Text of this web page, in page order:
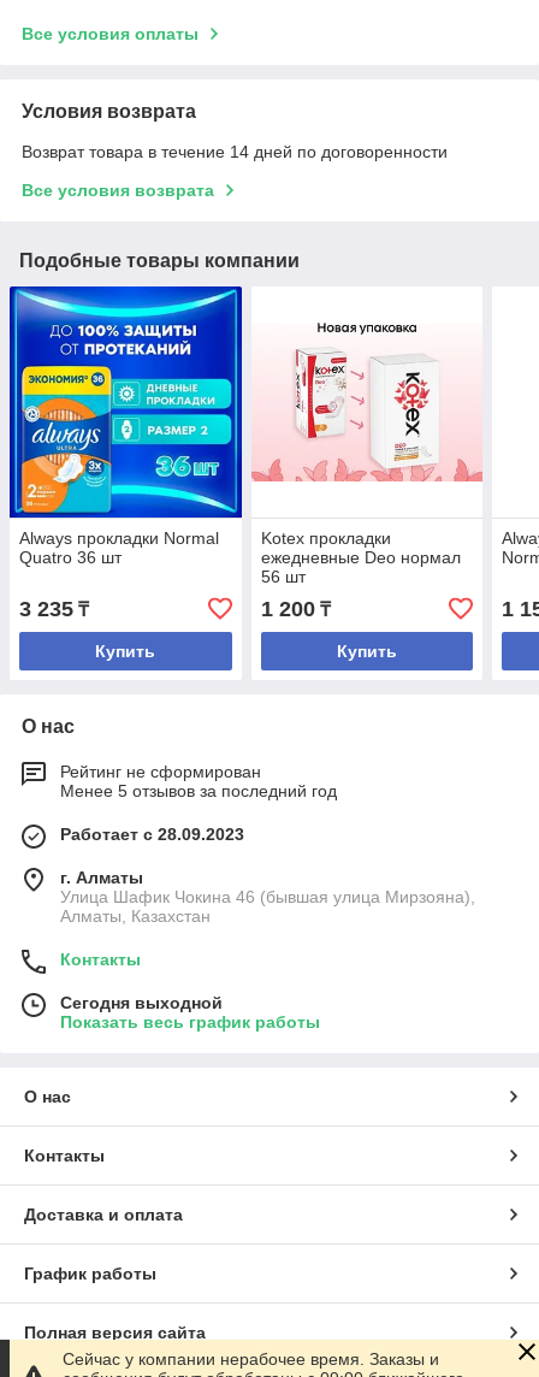
Все условия оплаты
Условия возврата
Возврат товара в течение 14 дней по договоренности
Все условия возврата
Подобные товары компании
Always прокладки Normal
Quatro 36 шт
3 235 ₸
Купить
Kotex прокладки
ежедневные Deo нормал
56 шт
1 200₸
Купить
1
О нас
Рейтинг не сформирован
Менее 5 отзывов за последний год
Работает с 28.09.2023
г. Алматы
Улица Шафик Чокина 46 (бывшая улица Мирзояна),
Алматы, Казахстан
Контакты
Сегодня выходной
Показать весь график работы
О нас
Контакты
Доставка и оплата
График работы
Полная версия сайта
Сейчас у компании нерабочее время. Заказы и